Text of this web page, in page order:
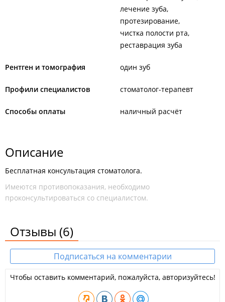
лечение зуба
протезирование
чистка полости рта
реставрация зуба
Рентген и томография один зуб
Профили специалистов стоматолог-терапевт
Способы оплаты наличный расчёт
Описание
Бесплатная консультация стоматолога.
Имеются противопоказания, необходимо
проконсультироваться со специалистом.
Отзывы (6)
Подписаться на комментарии
Чтобы оставить комментарий, пожалуйста, авторизуйтесь!